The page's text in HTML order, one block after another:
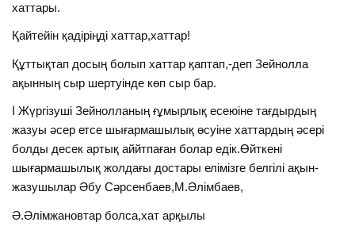
хаттары.
Қайтейін қадіріңді хаттар,хаттар!
Құттықтап досың болып хаттар қаптап,-деп Зейнолла
ақынның сыр шертуінде көп сыр бар.
I Жүргізуші Зейнолланың ғұмырлық есеюіне тағдырдың
жазуы әсер етсе шығармашылық өсуіне хаттардың әсері
болды десек артық аййтпаған болар едік.Өйткені
шығармашылық жолдағы достары елімізге белгілі ақын-
жазушылар Әбу Сәрсенбаев,М.Әлімбаев,
Ә.Әлімжановтар болса,хат арқылы